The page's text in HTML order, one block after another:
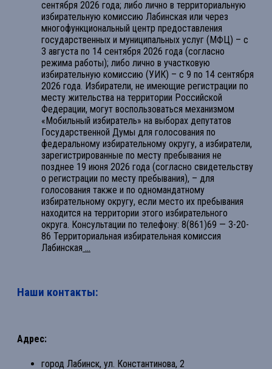
сентября 2026 года; либо лично в территориальную
избирательную комиссию Лабинская или через
многофункциональный центр предоставления
государственных и муниципальных услуг (МФЦ) – с
3 августа по 14 сентября 2026 года (согласно
режима работы); либо лично в участковую
избирательную комиссию (УИК) – с 9 по 14 сентября
2026 года. Избиратели, не имеющие регистрации по
месту жительства на территории Российской
Федерации, могут воспользоваться механизмом
«Мобильный избиратель» на выборах депутатов
Государственной Думы для голосования по
федеральному избирательному округу, а избиратели,
зарегистрированные по месту пребывания не
позднее 19 июня 2026 года (согласно свидетельству
о регистрации по месту пребывания), – для
голосования также и по одномандатному
избирательному округу, если место их пребывания
находится на территории этого избирательного
округа. Консультации по телефону: 8(861)69 — 3-20-
86 Территориальная избирательная комиссия
Лабинская ...
Наши контакты:
Адрес:
город Лабинск, ул. Константинова, 2